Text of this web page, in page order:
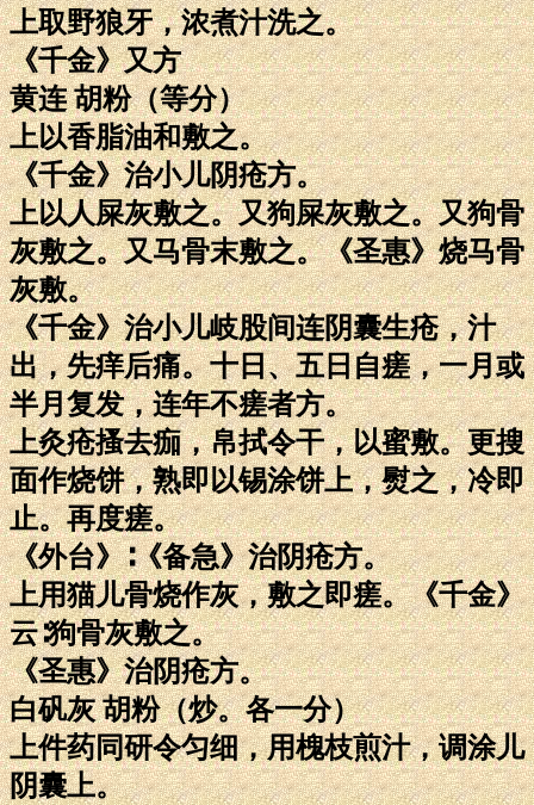
上取野狼牙，浓煮汁洗之。
《千金》又方
黄连 胡粉（等分）
上以香脂油和敷之。
《千金》治小儿阴疮方。
上以人屎灰敷之。又狗屎灰敷之。又狗骨
灰敷之。又马骨末敷之。《圣惠》烧马骨
灰敷。
《千金》治小儿岐股间连阴囊生疮，汁
出，先痒后痛。十日、五日自瘥，一月或
半月复发，连年不瘥者方。
上灸疮搔去痂，帛拭令干，以蜜敷。更搜
面作烧饼，熟即以锡涂饼上，熨之，冷即
止。再度瘥。
《外台》∶《备急》治阴疮方。
上用猫儿骨烧作灰，敷之即瘥。《千金》
云∶狗骨灰敷之。
《圣惠》治阴疮方。
白矾灰 胡粉（炒。各一分）
上件药同研令匀细，用槐枝煎汁，调涂儿
阴囊上。